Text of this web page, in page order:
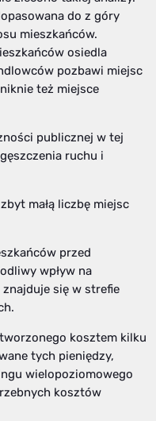
do z góry
mieszkańców.
osiedla
pozbawi miejsc
też miejsce
publicznej w tej
ruchu i
małą liczbę miejsc
przed
wpływ na
się w strefie
kosztem kilku
tych pieniędzy,
wielopoziomowego
kosztów